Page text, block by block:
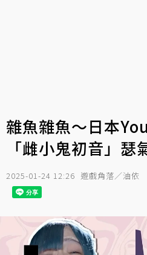
雜魚雜魚～日本
「雌小鬼初音」瑟
2025-01-24 12:26 遊戲角落／油依